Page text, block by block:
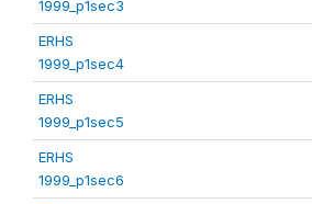
1999_p1sec3
ERHS
1999_p1sec4
ERHS
1999_p1sec5
ERHS
1999_p1sec6